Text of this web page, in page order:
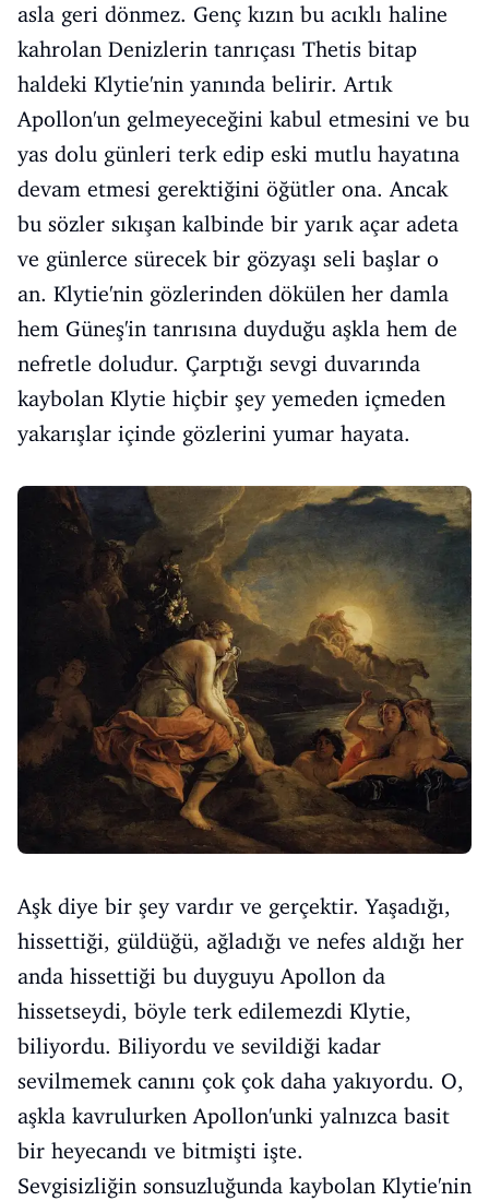
asla geri dönmez. Genç kızın bu acıklı haline
kahrolan Denizlerin tanrıçası Thetis bitap
haldeki Klytie'nin yanında belirir. Artık
Apollon'un gelmeyeceğini kabul etmesini ve bu
yas dolu günleri terk edip eski mutlu hayatına
devam etmesi gerektiğini öğütler ona. Ancak
bu sözler sıkışan kalbinde bir yarık açar adeta
ve günlerce sürecek bir gözyaşı seli başlar o
an. Klytie'nin gözlerinden dökülen her damla
hem Güneş'in tanrısına duyduğu aşkla hem de
nefretle doludur. Çarptığı sevgi duvarında
kaybolan Klytie hiçbir şey yemeden içmeden
yakarışlar içinde gözlerini yumar hayata.
Aşk diye bir şey vardır ve gerçektir. Yaşadığı,
hissettiği, güldüğü, ağladığı ve nefes aldığı her
anda hissettiği bu duyguyu Apollon da
hissetseydi, böyle terk edilemezdi Klytie,
biliyordu. Biliyordu ve sevildiği kadar
sevilmemek canını çok çok daha yakıyordu. O,
aşkla kavrulurken Apollon'unki yalnızca basit
bir heyecandı ve bitmişti işte.
Sevgisizliğin sonsuzluğunda kaybolan Klytie'nin